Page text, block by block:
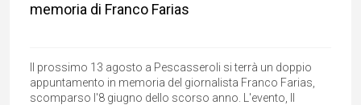
memoria di Franco Farias
Il prossimo 13 agosto a Pescasseroli si terrà un doppio
appuntamento in memoria del giornalista Franco Farias,
scomparso l'8 giugno dello scorso anno. L'evento, II